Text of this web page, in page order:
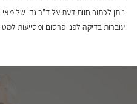
ניתן לכתוב חוות דעת על ד"ר גדי
עוברות בדיקה לפני פרסום ומסייעות